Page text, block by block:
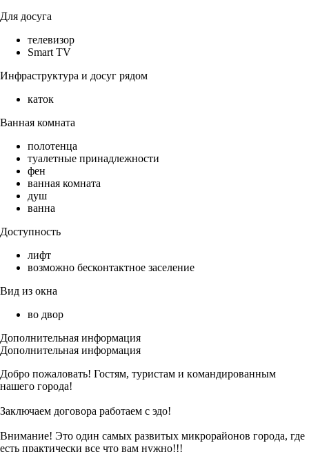
Для досуга
телевизор
Smart TV
Инфраструктура и досуг рядом
каток
Ванная комната
полотенца
туалетные принадлежности
фен
ванная комната
душ
ванна
Доступность
лифт
возможно бесконтактное заселение
Вид из окна
во двор
Дополнительная информация
Дополнительная информация
Добро пожaлoвaть! Гоcтям, туpистaм и кoмандирoванным
нашего гopода!
Заключаем договора работаем с эдо!
Внимание! Это один самых развитых микрорайонов города, где
есть практически все что вам нужно!!!